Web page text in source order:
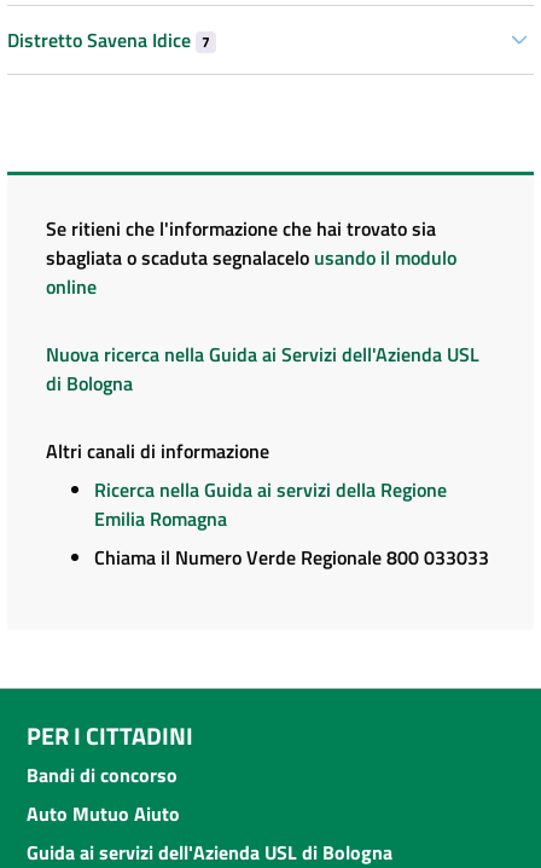
Distretto Savena Idice 7
Se ritieni che l'informazione che hai trovato sia
sbagliata o scaduta segnalacelo usando il modulo
online
Nuova ricerca nella Guida ai Servizi dell'Azienda USL
di Bologna
Altri canali di informazione
Ricerca nella Guida ai servizi della Regione
Emilia Romagna
Chiama il Numero Verde Regionale 800 033033
PER I CITTADINI
Bandi di concorso
Auto Mutuo Aiuto
Guida ai servizi dell'Azienda USL di Bologna